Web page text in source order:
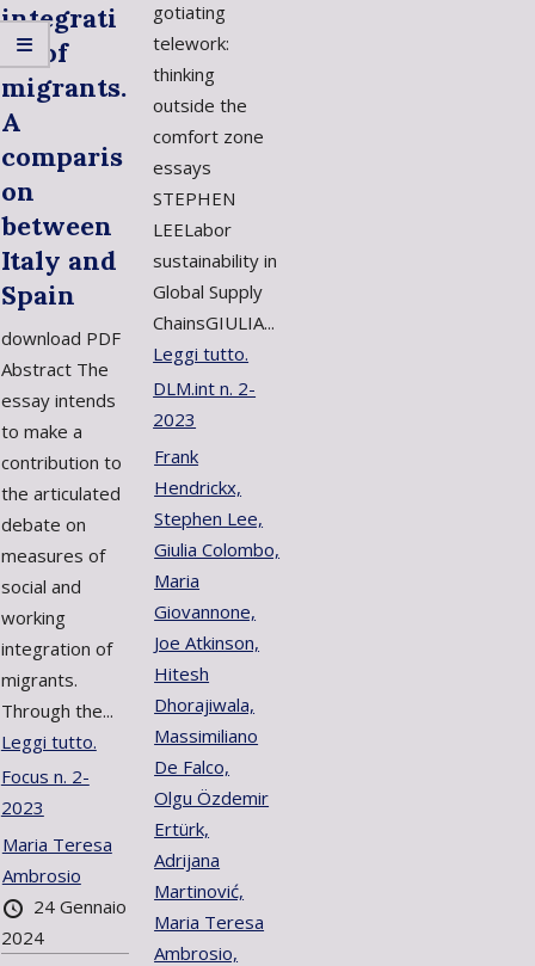
integrati
on of
migrants.
A
comparis
on
between
Italy and
Spain
download PDF
Abstract The
essay intends
to make a
contribution to
the articulated
debate on
measures of
social and
working
integration of
migrants.
Through the...
Leggi tutto.
Focus n. 2-
2023
Maria Teresa
Ambrosio
24 Gennaio
2024
gotiating
telework:
thinking
outside the
comfort zone
essays
STEPHEN
LEELabor
sustainability in
Global Supply
ChainsGIULIA...
Leggi tutto.
DLM.int n. 2-
2023
Frank
Hendrickx,
Stephen Lee,
Giulia Colombo,
Maria
Giovannone,
Joe Atkinson,
Hitesh
Dhorajiwala,
Massimiliano
De Falco,
Olgu Özdemir
Ertürk,
Adrijana
Martinović,
Maria Teresa
Ambrosio,